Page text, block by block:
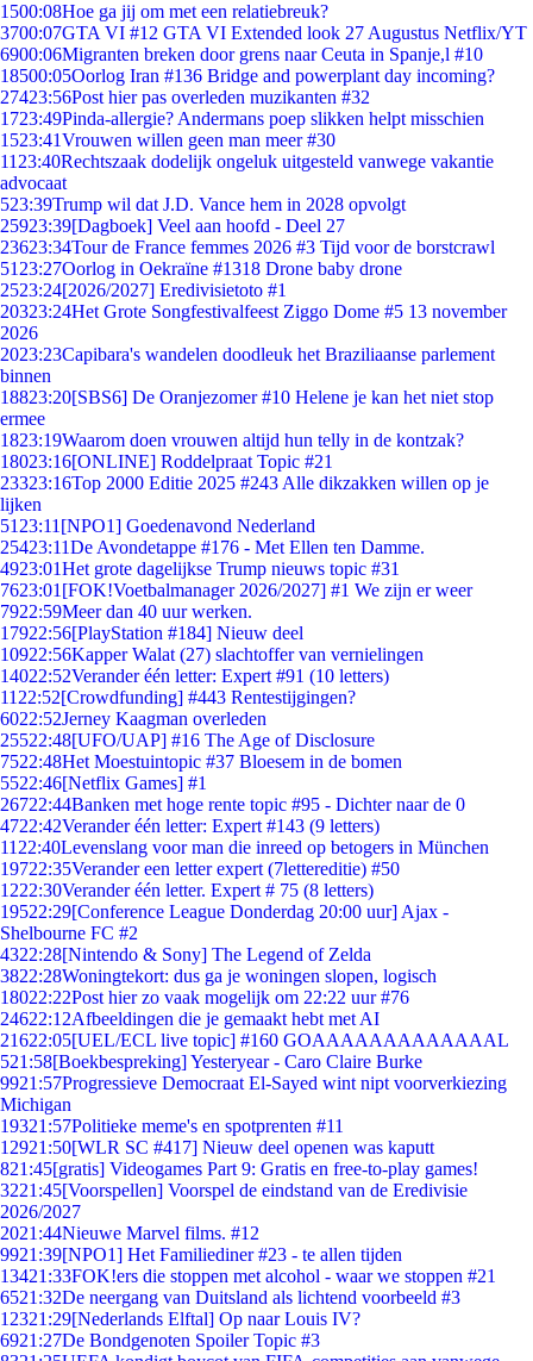
1500:08Hoe ga jij om met een relatiebreuk?
3700:07GTA VI #12 GTA VI Extended look 27 Augustus Netflix/YT
6900:06Migranten breken door grens naar Ceuta in Spanje,l #10
18500:05Oorlog Iran #136 Bridge and powerplant day incoming?
27423:56Post hier pas overleden muzikanten #32
1723:49Pinda-allergie? Andermans poep slikken helpt misschien
1523:41Vrouwen willen geen man meer #30
11 23:40Rechtszaak dodelijk ongeluk uitgesteld vanwege vakantie
advocaat
523:39Trump wil dat J.D. Vance hem in 2028 opvolgt
25923:39[Dagboek] Veel aan hoofd - Deel 27
23623:34Tour de France femmes 2026 #3 Tijd voor de borstcrawl
51 23:27Oorlog in Oekraïne #1318 Drone baby drone
2523:24[2026/2027] Eredivisietoto #1
20323:24Het Grote Songfestivalfeest Ziggo Dome #5 13 november
2026
2023:23Capibara's wandelen doodleuk het Braziliaanse parlement
binnen
18823:20[SBS6] De Oranjezomer #10 Helene je kan het niet stop
ermee
1823:19Waarom doen vrouwen altijd hun telly in de kontzak?
18023:16[ONLINE] Roddelpraat Topic #21
23323:16Top 2000 Editie 2025 #243 Alle dikzakken willen op je
lijken
51 23:11 [NPO1] Goedenavond Nederland
25423:11De Avondetappe #176 - Met Ellen ten Damme.
4923:01Het grote dagelijkse Trump nieuws topic #31
7623:01 [FOK!Voetbalmanager 2026/2027] #1 We zijn er weer
7922:59Meer dan 40 uur werken.
17922:56[PlayStation #184] Nieuw deel
10922:56Kapper Walat (27) slachtoffer van vernielingen
14022:52Verander één letter: Expert #91 (10 letters)
11 22:52[Crowdfunding] #443 Rentestijgingen?
6022:52Jerney Kaagman overleden
25522:48[UFO/UAP] #16 The Age of Disclosure
7522:48Het Moestuintopic #37 Bloesem in de bomen
5522:46[Netflix Games] #1
26722:44Banken met hoge rente topic #95 - Dichter naar de 0
4722:42Verander één letter: Expert #143 (9 letters)
11 22:40Levenslang voor man die inreed op betogers in München
19722:35Verander een letter expert (7lettereditie) #50
1222:30Verander één letter. Expert # 75 (8 letters)
19522:29[Conference League Donderdag 20:00 uur] Ajax -
Shelbourne FC #2
4322:28[Nintendo & Sony] The Legend of Zelda
3822:28Woningtekort: dus ga je woningen slopen, logisch
18022:22Post hier zo vaak mogelijk om 22:22 uur #76
24622:12Afbeeldingen die je gemaakt hebt met AI
21622:05[UEL/ECL live topic] #160 GOAAAAAAAAAAAAAL
521:58[Boekbespreking] Yesteryear - Caro Claire Burke
9921:57Progressieve Democraat El-Sayed wint nipt voorverkiezing
Michigan
19321:57Politieke meme's en spotprenten #11
12921:50[WLR SC #417] Nieuw deel openen was kaputt
821:45[gratis] Videogames Part 9: Gratis en free-to-play games!
3221:45[Voorspellen] Voorspel de eindstand van de Eredivisie
2026/2027
2021:44Nieuwe Marvel films. #12
9921:39[NPO1] Het Familiediner #23 - te allen tijden
13421:33FOK!ers die stoppen met alcohol - waar we stoppen #21
6521:32De neergang van Duitsland als lichtend voorbeeld #3
12321:29[Nederlands Elftal] Op naar Louis IV?
6921:27De Bondgenoten Spoiler Topic #3